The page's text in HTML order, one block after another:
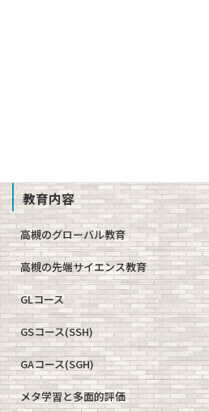
教育内容
高槻のグローバル教育
高槻の先端サイエンス教育
GLコース
GSコース(SSH)
GAコース(SGH)
メタ学習と多面的評価